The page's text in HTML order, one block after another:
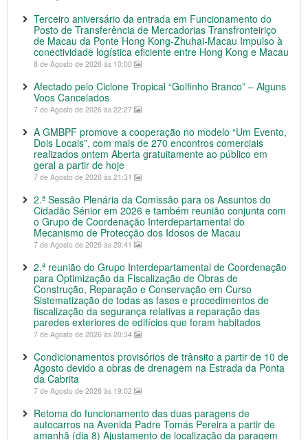
Terceiro aniversário da entrada em Funcionamento do
Posto de Transferência de Mercadorias Transfronteiriço
de Macau da Ponte Hong Kong-Zhuhai-Macau Impulso à
conectividade logística eficiente entre Hong Kong e Macau
8 de Agosto de 2026 às 10:00
Afectado pelo Ciclone Tropical “Golfinho Branco” – Alguns
Voos Cancelados
7 de Agosto de 2026 às 22:27
A GMBPF promove a cooperação no modelo “Um Evento,
Dois Locais”, com mais de 270 encontros comerciais
realizados ontem Aberta gratuitamente ao público em
geral a partir de hoje
7 de Agosto de 2026 às 21:31
2.ª Sessão Plenária da Comissão para os Assuntos do
Cidadão Sénior em 2026 e também reunião conjunta com
o Grupo de Coordenação Interdepartamental do
Mecanismo de Protecção dos Idosos de Macau
7 de Agosto de 2026 às 20:41
2.ª reunião do Grupo Interdepartamental de Coordenação
para Optimização da Fiscalização de Obras de
Construção, Reparação e Conservação em Curso
Sistematização de todas as fases e procedimentos de
fiscalização da segurança relativas a reparação das
paredes exteriores de edifícios que foram habitados
7 de Agosto de 2026 às 20:34
Condicionamentos provisórios de trânsito a partir de 10 de
Agosto devido a obras de drenagem na Estrada da Ponta
da Cabrita
7 de Agosto de 2026 às 19:02
Retoma do funcionamento das duas paragens de
autocarros na Avenida Padre Tomás Pereira a partir de
amanhã (dia 8) Ajustamento de localização da paragem